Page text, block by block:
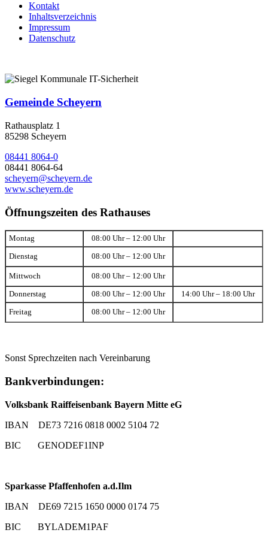
Kontakt
Inhaltsverzeichnis
Impressum
Datenschutz
Gemeinde Scheyern
Rathausplatz 1
85298 Scheyern
08441 8064-0
08441 8064-64
scheyern@scheyern.de
www.scheyern.de
Öffnungszeiten des Rathauses
Montag 08:00 Uhr – 12:00 Uhr
Dienstag 08:00 Uhr – 12:00 Uhr
Mittwoch 08:00 Uhr – 12:00 Uhr
Donnerstag 08:00 Uhr – 12:00 Uhr 14:00 Uhr – 18:00 Uhr
Freitag 08:00 Uhr – 12:00 Uhr
Sonst Sprechzeiten nach Vereinbarung
Bankverbindungen:
Volksbank Raiffeisenbank Bayern Mitte eG
IBAN DE73 7216 0818 0002 5104 72
BIC GENODEF1INP
Sparkasse Pfaffenhofen a.d.Ilm
IBAN DE69 7215 1650 0000 0174 75
BIC BYLADEM1PAF